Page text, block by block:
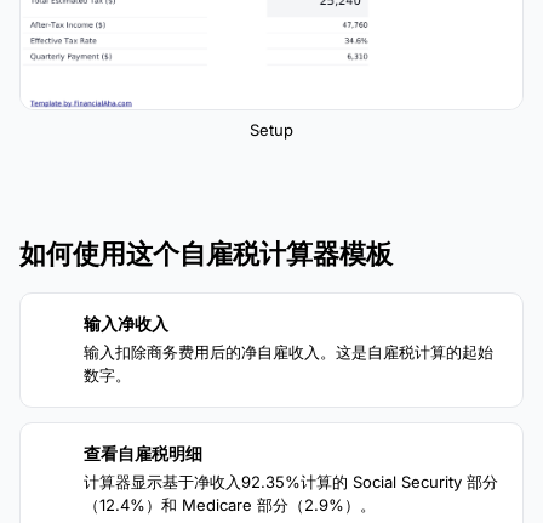
Setup
如何使用这个自雇税计算器模板
输入净收入
输入扣除商务费用后的净自雇收入。这是自雇税计算的起始
数字。
查看自雇税明细
计算器显示基于净收入92.35%计算的 Social Security 部分
（12.4%）和 Medicare 部分（2.9%）。